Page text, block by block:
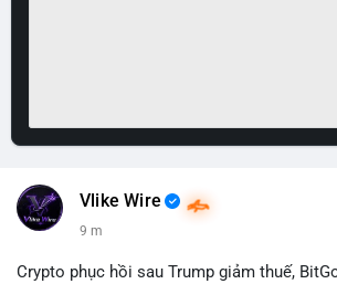
Vlike Wire
9 m
Crypto phục hồi sau Trump giảm thuế,